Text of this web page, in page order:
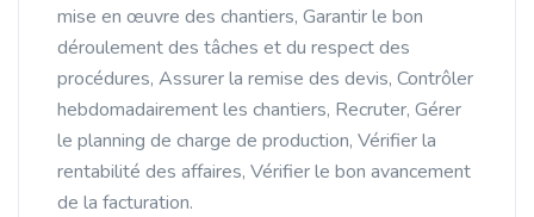
mise en œuvre des chantiers, Garantir le bon
déroulement des tâches et du respect des
procédures, Assurer la remise des devis, Contrôler
hebdomadairement les chantiers, Recruter, Gérer
le planning de charge de production, Vérifier la
rentabilité des affaires, Vérifier le bon avancement
de la facturation.